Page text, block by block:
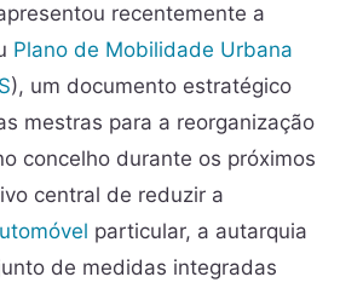
recentemente a
Plano de Mobilidade Urbana
), um documento estratégico
mestras para a reorganização
concelho durante os próximos
central de reduzir a
particular, a autarquia
de medidas integradas